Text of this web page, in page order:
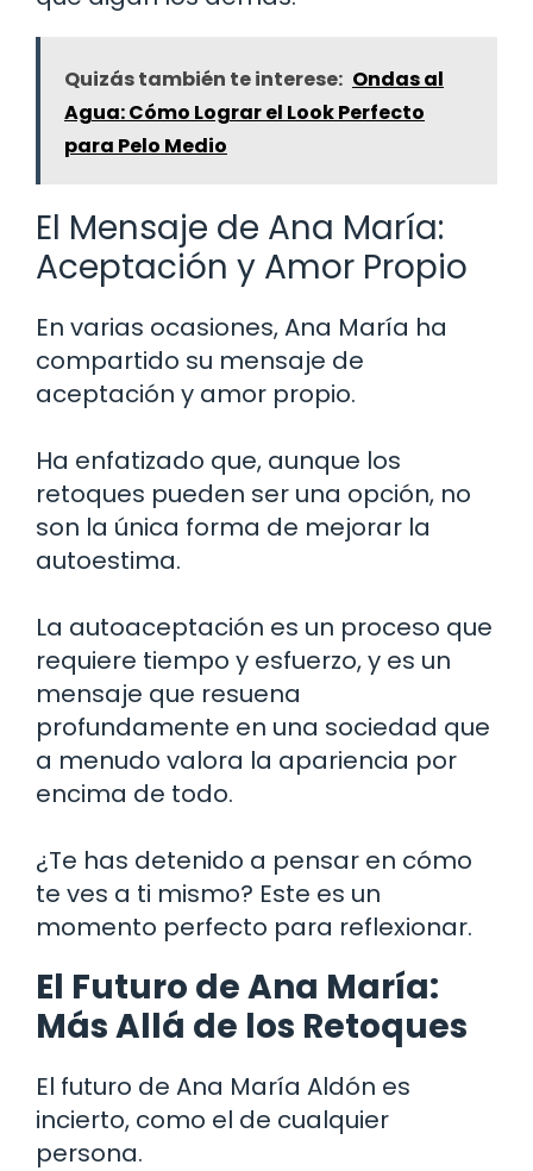
Quizás también te interese: Ondas al
Agua: Cómo Lograr el Look Perfecto
para Pelo Medio
El Mensaje de Ana María:
Aceptación y Amor Propio
En varias ocasiones, Ana María ha
compartido su mensaje de
aceptación y amor propio.
Ha enfatizado que, aunque los
retoques pueden ser una opción, no
son la única forma de mejorar la
autoestima.
La autoaceptación es un proceso que
requiere tiempo y esfuerzo, y es un
mensaje que resuena
profundamente en una sociedad que
a menudo valora la apariencia por
encima de todo.
¿Te has detenido a pensar en cómo
te ves a ti mismo? Este es un
momento perfecto para reflexionar.
El Futuro de Ana María:
Más Allá de los Retoques
El futuro de Ana María Aldón es
incierto, como el de cualquier
persona.